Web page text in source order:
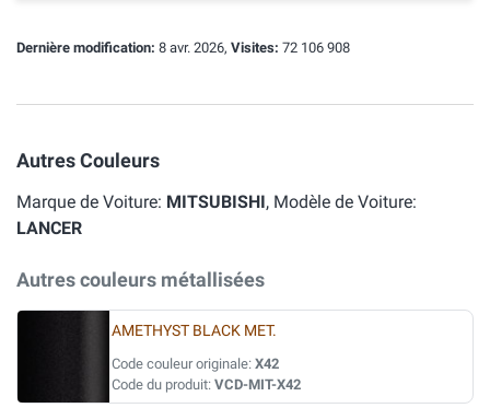
Dernière modification: 8 avr. 2026, Visites: 72 106 908
Autres Couleurs
Marque de Voiture: MITSUBISHI, Modèle de Voiture:
LANCER
Autres couleurs métallisées
AMETHYST BLACK MET.
Code couleur originale: X42
Code du produit: VCD-MIT-X42